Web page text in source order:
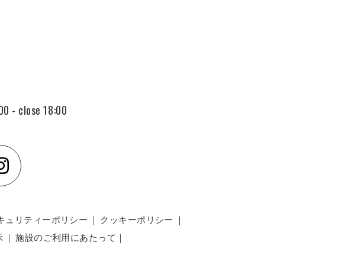
- close 18:00
ュリティーポリシー ｜ クッキーポリシー ｜
｜施設のご利用にあたって ｜